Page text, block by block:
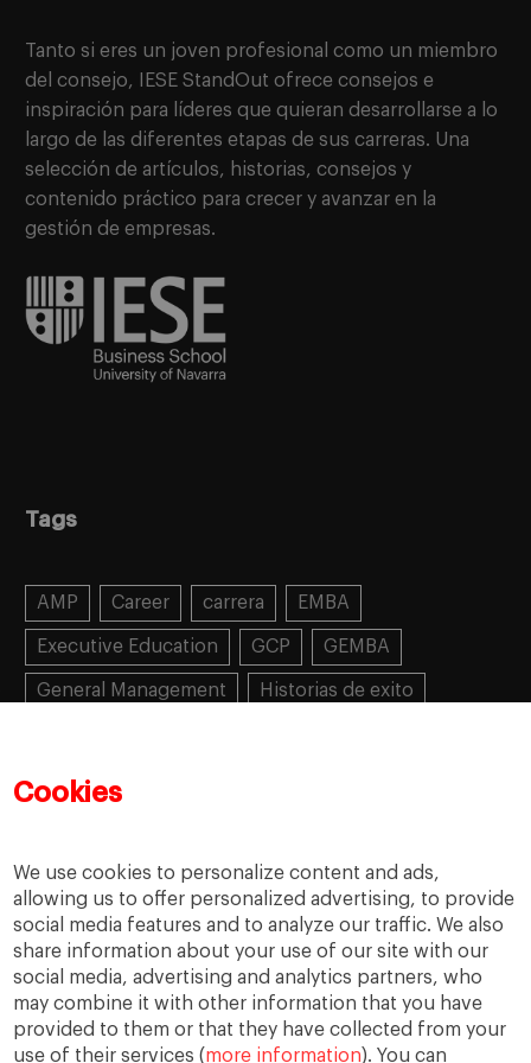
Cookies
We use cookies to personalize content and ads,
allowing us to offer personalized advertising, to provide
social media features and to analyze our traffic. We also
share information about your use of our site with our
social media, advertising and analytics partners, who
may combine it with other information that you have
provided to them or that they have collected from your
use of their services (more information). You can
Tanto si eres un joven profesional como un miembro
del consejo, IESE StandOut ofrece consejos e
inspiración para líderes que quieran desarrollarse a lo
largo de las diferentes etapas de sus carreras. Una
selección de artículos, historias, consejos y
contenido práctico para crecer y avanzar en la
gestión de empresas.
Tags
AMP Career carrera EMBA
Executive Education GCP GEMBA
General Management Historias de exito
Mujeres emprendedoras
Success stories Women in business